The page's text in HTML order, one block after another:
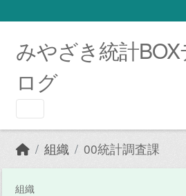
みやざき統計
ログ
組織 00統計調査課
組織